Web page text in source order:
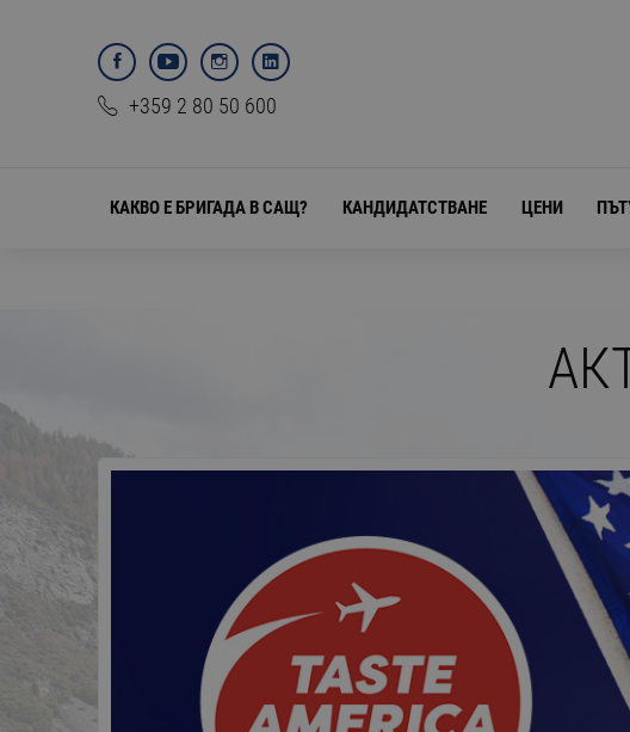
+359 2 80 50 600
КАКВО Е БРИГАДА В САЩ? КАНДИДАТСТВАНЕ ЦЕНИ